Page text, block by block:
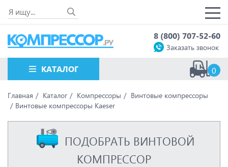
8 (800) 707-52-60
Заказать звонок
КАТАЛОГ 0
Главная Каталог Компрессоры
Винтовые компрессоры
Винтовые компрессоры Kaeser
ПОДОБРАТЬ ВИНТОВОЙ
КОМПРЕССОР